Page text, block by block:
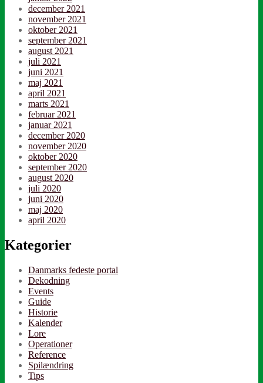
december 2021
november 2021
oktober 2021
september 2021
august 2021
juli 2021
juni 2021
maj 2021
april 2021
marts 2021
februar 2021
januar 2021
december 2020
november 2020
oktober 2020
september 2020
august 2020
juli 2020
juni 2020
maj 2020
april 2020
Kategorier
Danmarks fedeste portal
Dekodning
Events
Guide
Historie
Kalender
Lore
Operationer
Reference
Spilændring
Tips